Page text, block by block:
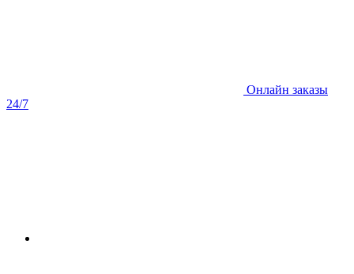
Онлайн заказы
24/7